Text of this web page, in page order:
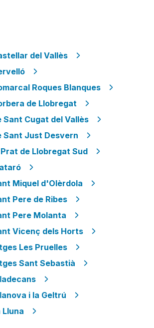
del Vallès
Roques Blanques
de Llobregat
Sant Cugat del Vallès
Sant Just Desvern
de Llobregat Sud
Miquel d'Olèrdola
Pere de Ribes
Pere Molanta
Vicenç dels Horts
Les Pruelles
Sant Sebastià
i la Geltrú
Lluna